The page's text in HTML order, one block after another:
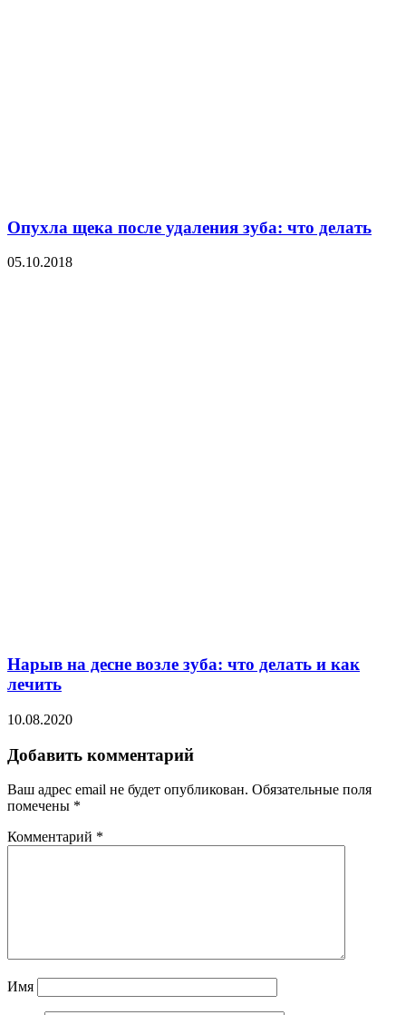
Опухла щека после удаления зуба: что делать
05.10.2018
Нарыв на десне возле зуба: что делать и как
лечить
10.08.2020
Добавить комментарий
Ваш адрес email не будет опубликован. Обязательные поля
помечены *
Комментарий *
Имя